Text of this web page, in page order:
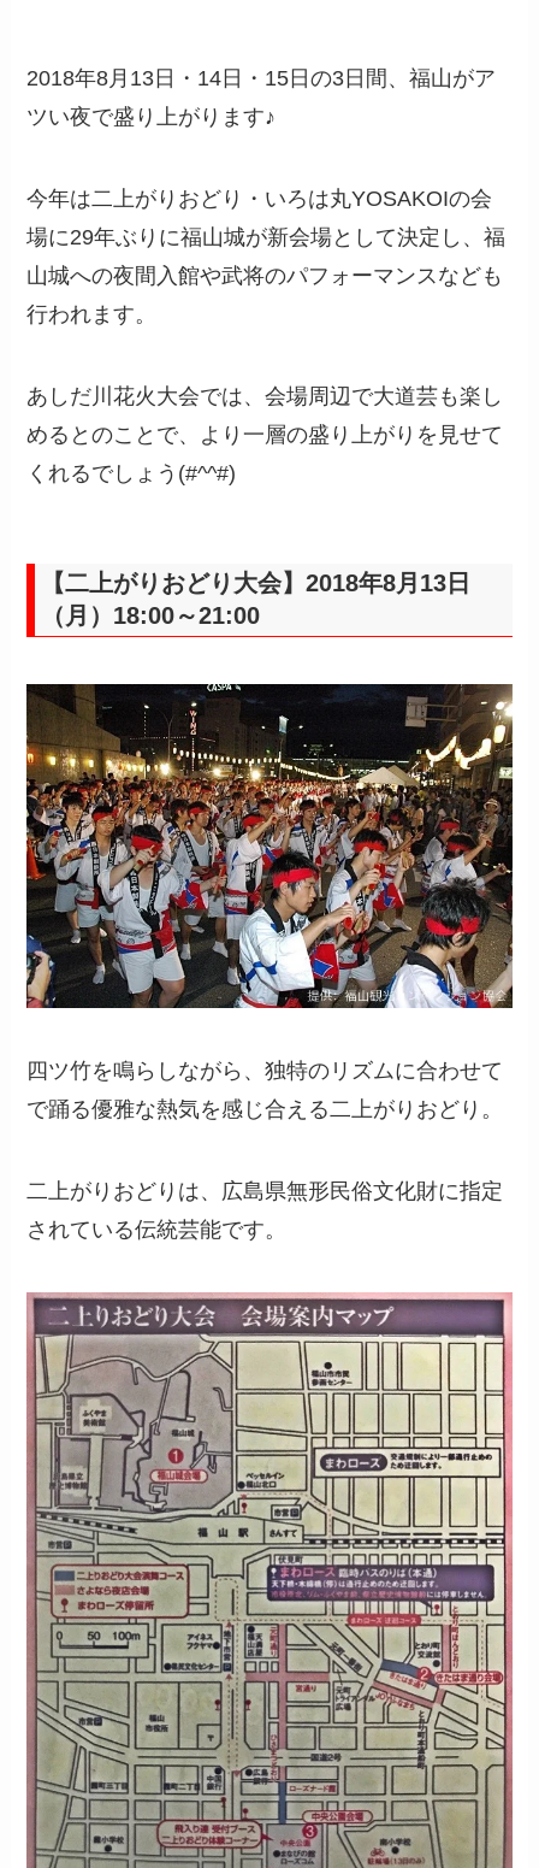
2018年8月13日・14日・15日の3日間、福山がア
ツい夜で盛り上がります♪
今年は二上がりおどり・いろは丸YOSAKOIの会
場に29年ぶりに福山城が新会場として決定し、福
山城への夜間入館や武将のパフォーマンスなども
行われます。
あしだ川花火大会では、会場周辺で大道芸も楽し
めるとのことで、より一層の盛り上がりを見せて
くれるでしょう(#^^#)
【二上がりおどり大会】2018年8月13日
（月）18:00～21:00
四ツ竹を鳴らしながら、独特のリズムに合わせて
で踊る優雅な熱気を感じ合える二上がりおどり。
二上がりおどりは、広島県無形民俗文化財に指定
されている伝統芸能です。